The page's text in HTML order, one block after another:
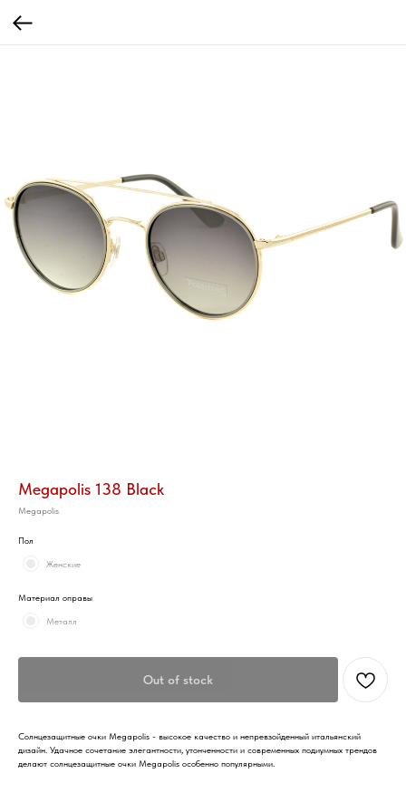
Megapolis 138 Black
Megapolis
Пол
Женские
Материал оправы
Металл
Out of stock
Солнцезащитные очки Megapolis - высокое качество и непревзойденный итальянский
дизайн. Удачное сочетание элегантности, утонченности и современных подиумных трендов
делают солнцезащитные очки Megapolis особенно популярными.